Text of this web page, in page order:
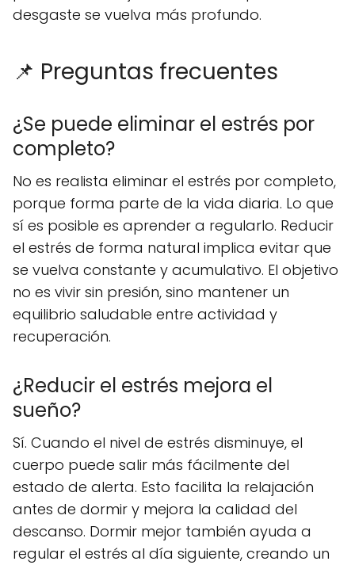
desgaste se vuelva más profundo.
📌 Preguntas frecuentes
¿Se puede eliminar el estrés por
completo?
No es realista eliminar el estrés por completo,
porque forma parte de la vida diaria. Lo que
sí es posible es aprender a regularlo. Reducir
el estrés de forma natural implica evitar que
se vuelva constante y acumulativo. El objetivo
no es vivir sin presión, sino mantener un
equilibrio saludable entre actividad y
recuperación.
¿Reducir el estrés mejora el
sueño?
Sí. Cuando el nivel de estrés disminuye, el
cuerpo puede salir más fácilmente del
estado de alerta. Esto facilita la relajación
antes de dormir y mejora la calidad del
descanso. Dormir mejor también ayuda a
regular el estrés al día siguiente, creando un